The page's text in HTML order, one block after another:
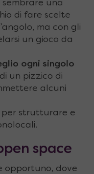
sembrare una
di fare scelte
ma con gli
un gioco da
ogni singolo
un pizzico di
alcuni
per strutturare e
space
opportuno, dove